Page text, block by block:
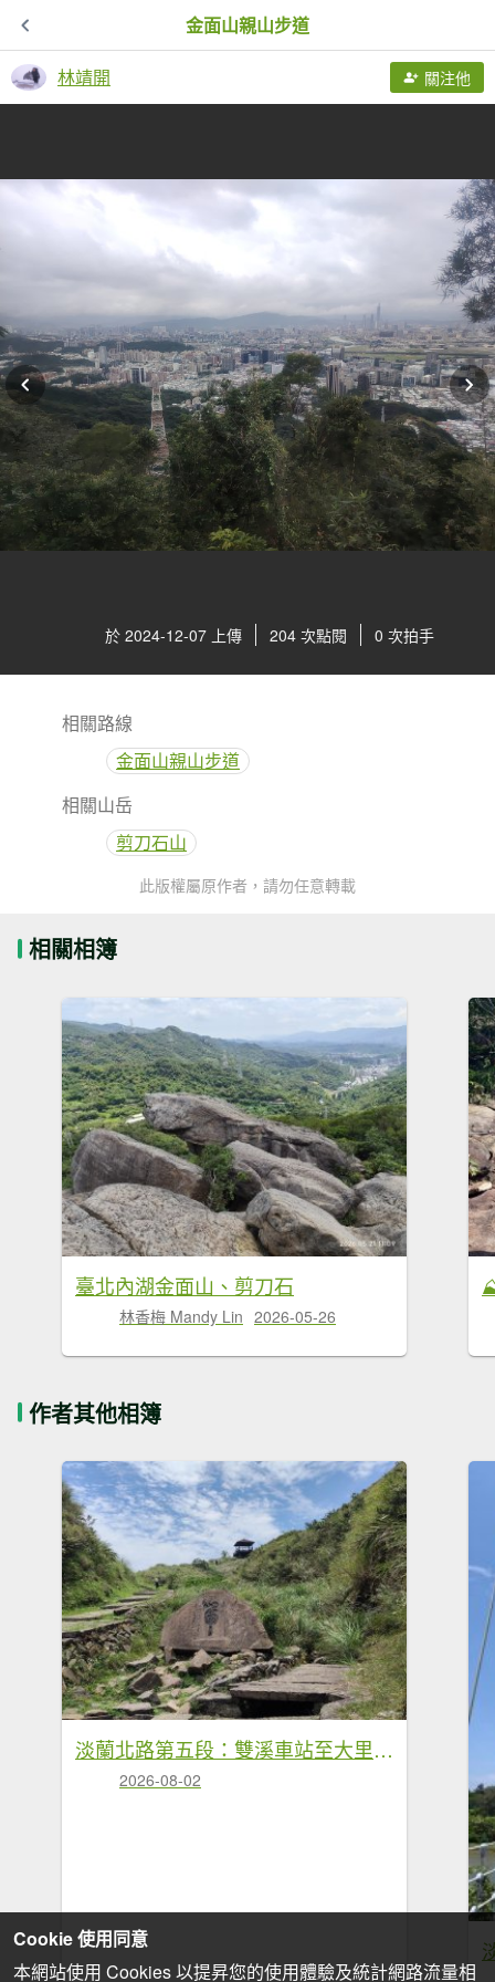
金面山親山步道
林靖開 關注他
於 2024-12-07 上傳 204 次點閱 0 次拍手
相關路線
金面山親山步道
相關山岳
剪刀石山
此版權屬原作者，請勿任意轉載
相關相簿
臺北內湖金面山、剪刀石
林香梅 Mandy Lin 2026-05-26
作者其他相簿
淡蘭北路第五段：雙溪車站至大里車站
2026-08-02
Cookie 使用同意
本網站使用 Cookies 以提昇您的使用體驗及統計網路流量相